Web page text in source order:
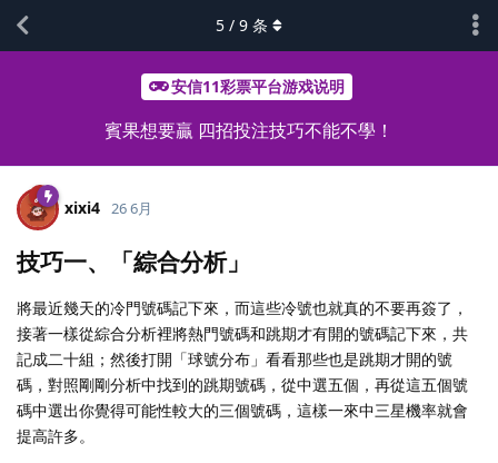
安信11彩票平台游戏说明
賓果想要贏 四招投注技巧不能不學！
5 / 9 条
xixi4 26 6月
技巧一、「綜合分析」
將最近幾天的冷門號碼記下來，而這些冷號也就真的不要再簽了，
接著一樣從綜合分析裡將熱門號碼和跳期才有開的號碼記下來，共
記成二十組；然後打開「球號分布」看看那些也是跳期才開的號
碼，對照剛剛分析中找到的跳期號碼，從中選五個，再從這五個號
碼中選出你覺得可能性較大的三個號碼，這樣一來中三星機率就會
提高許多。